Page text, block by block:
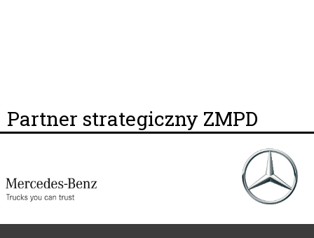
Partner strategiczny ZMPD